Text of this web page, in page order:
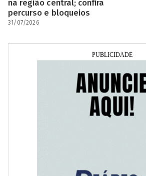
na região central; confira
percurso e bloqueios
31/07/2026